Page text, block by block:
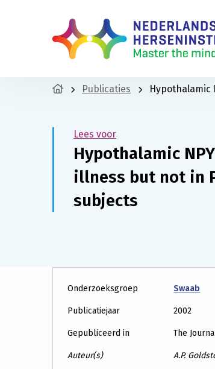
Publicaties Hypothalamic
Lees voor
Hypothalamic
illness but not in
subjects
Onderzoeksgroep Swaab
Publicatiejaar 2002
Gepubliceerd in The
Auteur(s) A.P.